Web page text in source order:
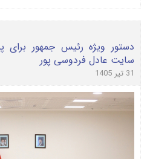
سایت عادل فردوسی پور
31 تیر 1405